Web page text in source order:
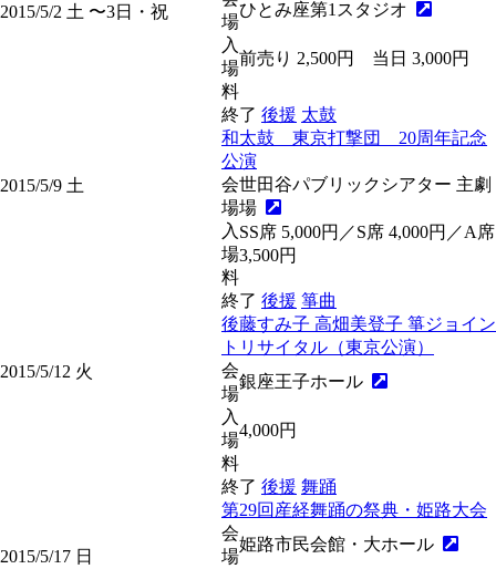
2015/5/2 土 〜3日・祝
場
ひとみ座第1スタジオ
入
場
料
前売り 2,500円 当日 3,000円
2015/5/9 土
終了 後援 太鼓
和太鼓 東京打撃団 20周年記念
公演
会
場
世田谷パブリックシアター 主劇
場
入
場
料
SS席 5,000円／S席 4,000円／A席
3,500円
2015/5/12 火
終了 後援 箏曲
後藤すみ子 高畑美登子 箏ジョイン
トリサイタル（東京公演）
会
場
銀座王子ホール
入
場
料
4,000円
2015/5/17 日
終了 後援 舞踊
第29回産経舞踊の祭典・姫路大会
会
場
姫路市民会館・大ホール